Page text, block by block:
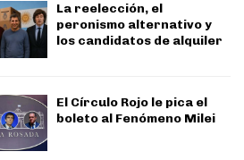
La reelección, el
peronismo alternativo y
los candidatos de alquiler
El Círculo Rojo le pica el
boleto al Fenómeno Milei